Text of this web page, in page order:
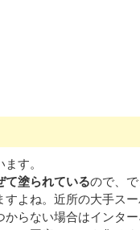
す。
て塗られているので、
よね。近所の大手ス
らない場合はインタ